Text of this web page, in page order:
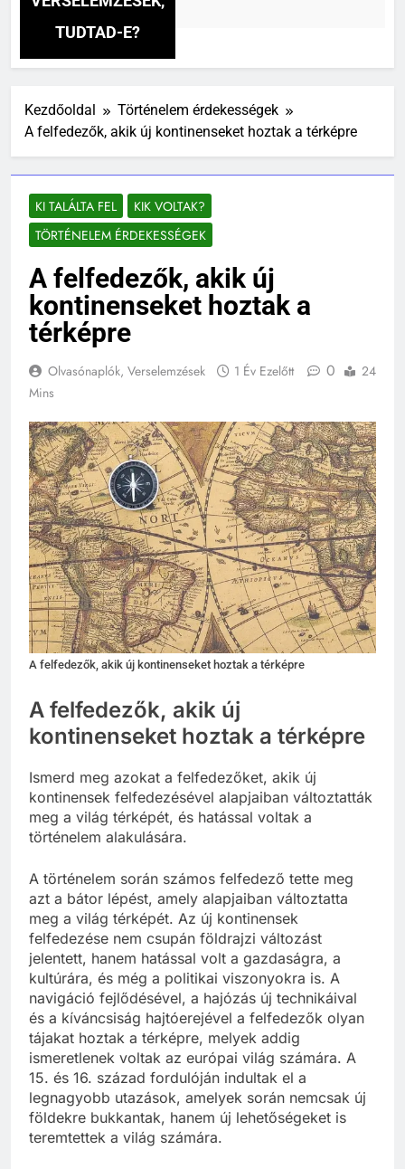
TUDTAD-E?
Kezdőoldal
Történelem érdekességek
A felfedezők, akik új kontinenseket hoztak a térképre
KI TALÁLTA FEL
KIK VOLTAK?
TÖRTÉNELEM ÉRDEKESSÉGEK
A felfedezők, akik új
kontinenseket hoztak a
térképre
Olvasónaplók, Verselemzések 1 Év Ezelőtt 0
24
Mins
A felfedezők, akik új kontinenseket hoztak a térképre
A felfedezők, akik új
kontinenseket hoztak a térképre
Ismerd meg azokat a felfedezőket, akik új
kontinensek felfedezésével alapjaiban változtatták
meg a világ térképét, és hatással voltak a
történelem alakulására.
A történelem során számos felfedező tette meg
azt a bátor lépést, amely alapjaiban változtatta
meg a világ térképét. Az új kontinensek
felfedezése nem csupán földrajzi változást
jelentett, hanem hatással volt a gazdaságra, a
kultúrára, és még a politikai viszonyokra is. A
navigáció fejlődésével, a hajózás új technikáival
és a kíváncsiság hajtóerejével a felfedezők olyan
tájakat hoztak a térképre, melyek addig
ismeretlenek voltak az európai világ számára. A
15. és 16. század fordulóján indultak el a
legnagyobb utazások, amelyek során nemcsak új
földekre bukkantak, hanem új lehetőségeket is
teremtettek a világ számára.